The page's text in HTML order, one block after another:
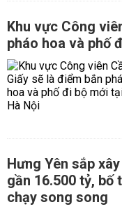
Khu vực Công
pháo hoa và phố
Hưng Yên sắp
gần 16.500 tỷ,
chạy song song